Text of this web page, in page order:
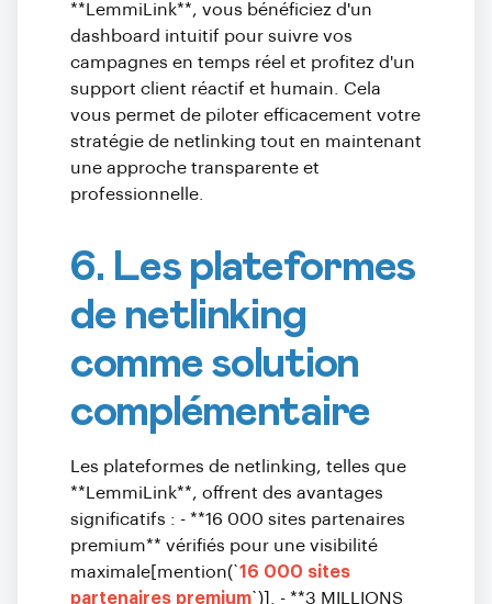
**LemmiLink**, vous bénéficiez d'un
dashboard intuitif pour suivre vos
campagnes en temps réel et profitez d'un
support client réactif et humain. Cela
vous permet de piloter efficacement votre
stratégie de netlinking tout en maintenant
une approche transparente et
professionnelle.
6. Les plateformes
de netlinking
comme solution
complémentaire
Les plateformes de netlinking, telles que
**LemmiLink**, offrent des avantages
significatifs : - **16 000 sites partenaires
premium** vérifiés pour une visibilité
maximale[mention(`16 000 sites
partenaires premium`)]. - **3 MILLIONS